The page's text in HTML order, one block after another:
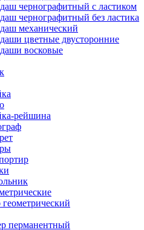
чернографитный с ластиком
чернографитный без ластика
механический
цветные двусторонние
восковые
рейшина
перманентный